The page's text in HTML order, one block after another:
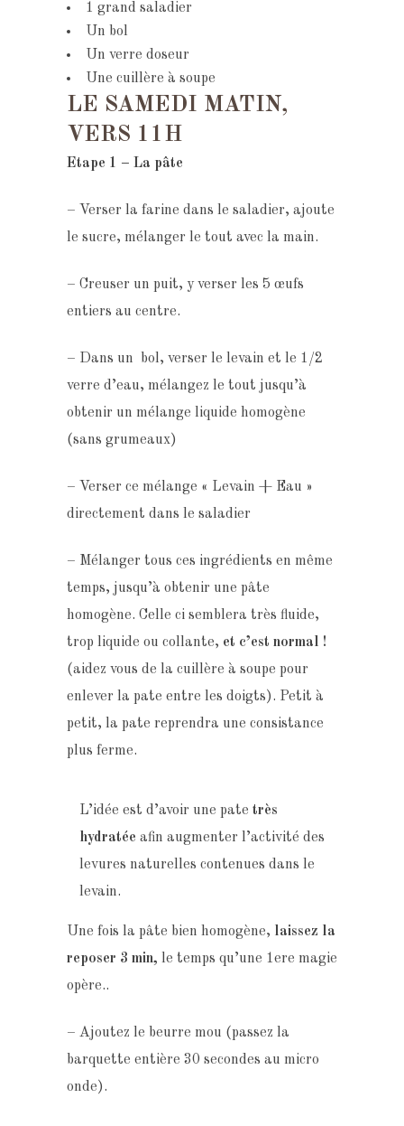
1 grand saladier
Un bol
Un verre doseur
Une cuillère à soupe
LE SAMEDI MATIN,
VERS 11H
Etape 1 – La pâte
– Verser la farine dans le saladier, ajoute
le sucre, mélanger le tout avec la main.
– Creuser un puit, y verser les 5 œufs
entiers au centre.
– Dans un bol, verser le levain et le 1/2
verre d’eau, mélangez le tout jusqu’à
obtenir un mélange liquide homogène
(sans grumeaux)
– Verser ce mélange « Levain + Eau »
directement dans le saladier
– Mélanger tous ces ingrédients en même
temps, jusqu’à obtenir une pâte
homogène. Celle ci semblera très fluide,
trop liquide ou collante, et c’est normal !
(aidez vous de la cuillère à soupe pour
enlever la pate entre les doigts). Petit à
petit, la pate reprendra une consistance
plus ferme.
L’idée est d’avoir une pate très
hydratée afin augmenter l’activité des
levures naturelles contenues dans le
levain.
Une fois la pâte bien homogène, laissez la
reposer 3 min, le temps qu’une 1ere magie
opère..
– Ajoutez le beurre mou (passez la
barquette entière 30 secondes au micro
onde).